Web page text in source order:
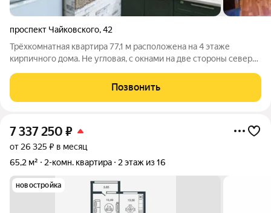
проспект Чайковского,42
Трёхкомнатная квартира 77,1 м расположена на 4 этаже
кирпичного дома. Не угловая, с окнами на две стороны северо-
достаточно света, а комнаты хорошо проветриваются.
Позвонить
7 337 250 ₽
от 26 325 ₽ в месяц
65,2 м²
2-комн. квартира 2 этаж из 16
новостройка